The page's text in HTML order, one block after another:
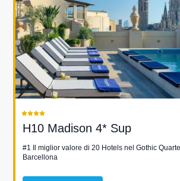
H10 Madison 4* Sup
#1 Il miglior valore di 20 Hotels nel Gothic
Barcellona